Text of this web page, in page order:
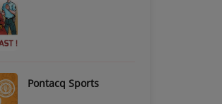
Pontacq Sports